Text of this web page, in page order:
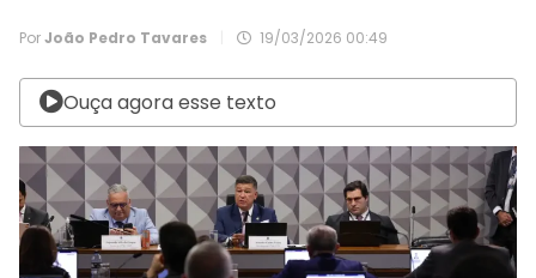
PorJoão Pedro Tavares 19/03/2026 00:49
Ouça agora esse texto